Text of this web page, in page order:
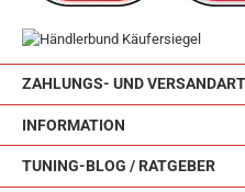
ZAHLUNGS- UND
INFORMATION
TUNING-BLOG / RATGEBER